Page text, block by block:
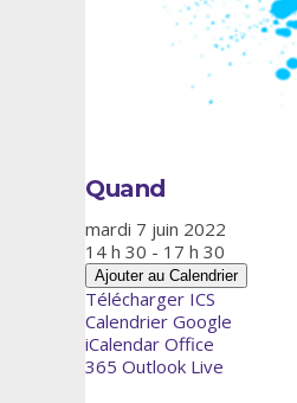
Quand
mardi 7 juin 2022
14 h 30 - 17 h 30
Ajouter au Calendrier
Télécharger ICS
Calendrier Google
iCalendar Office
365 Outlook Live